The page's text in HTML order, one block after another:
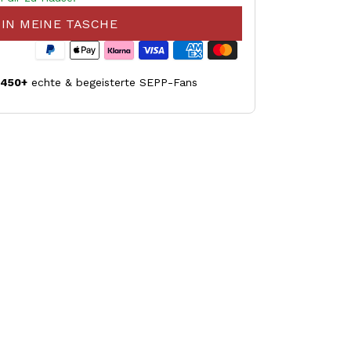
IN MEINE TASCHE
echte & begeisterte SEPP-Fans